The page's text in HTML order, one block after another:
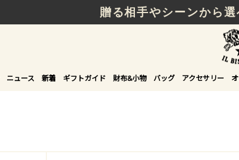
贈る相手やシーンから
ニュース 新着 ギフトガイド 財布&小物 バッグ アクセサリー